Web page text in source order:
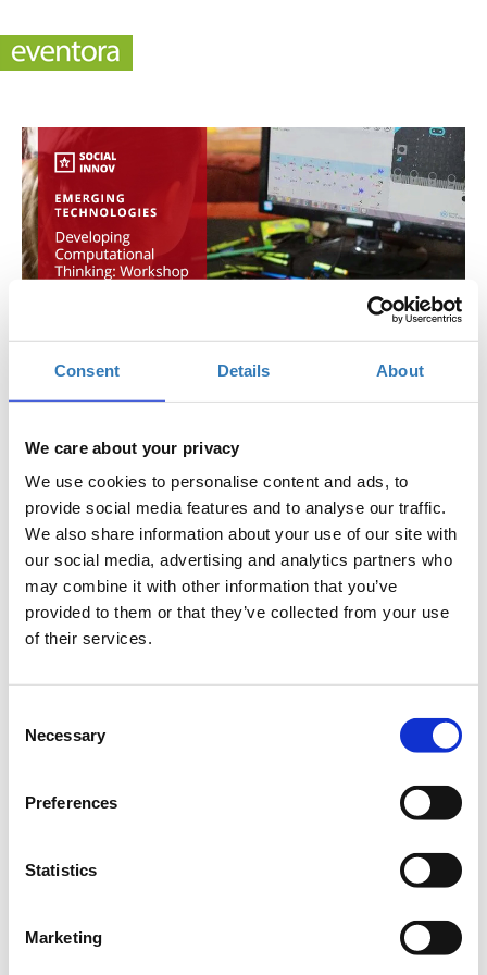
Consent Details About
We care about your privacy
We use cookies to personalise content and ads, to
provide social media features and to analyse our traffic.
We also share information about your use of our site with
our social media, advertising and analytics partners who
may combine it with other information that you’ve
provided to them or that they’ve collected from your use
of their services.
Selection
Necessary
Preferences
Statistics
Marketing
Empowered: Αναπτύσσοντας την Υπολογιστική
Σκέψη: Εργαστήριο με Micro:bit
Πότε;
Παρασκευή, 12 Ιουλίου 2024 3:00 μμ
Προσθήκη στο ημερολόγιό σας
Online,
Το πρόγραμμα Empowered της Coca-Cola Τρία Έψιλον σε
συνεργασία με την
προσφέρει δωρεάν για όλους